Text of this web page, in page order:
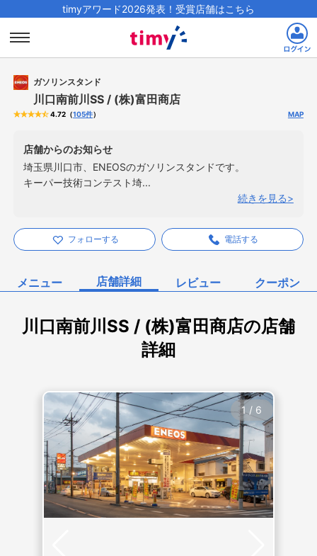
timyアワード2026発表！受賞店舗はこちら
ガソリンスタンド
川口南前川SS / (株)富田商店
4.72 （105件） MAP
店舗からのお知らせ
埼玉県川口市、ENEOSのガソリンスタンドです。
キーパー技術コンテスト埼...
続きを見る
フォローする 電話する
メニュー 店舗詳細 レビュー クーポン
川口南前川SS / (株)富田商店の店舗
詳細
1 / 6